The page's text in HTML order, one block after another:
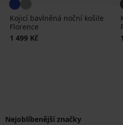
Kojicí bavlněná noční košile
Florence
1 499 Kč
Nejoblíbenější značky